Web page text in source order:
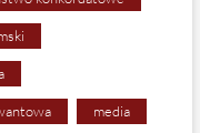
media